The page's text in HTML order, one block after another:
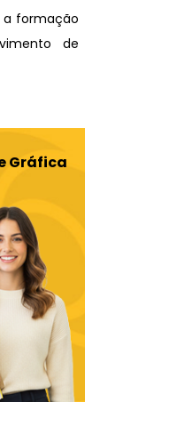
a formação
de
Gráfica